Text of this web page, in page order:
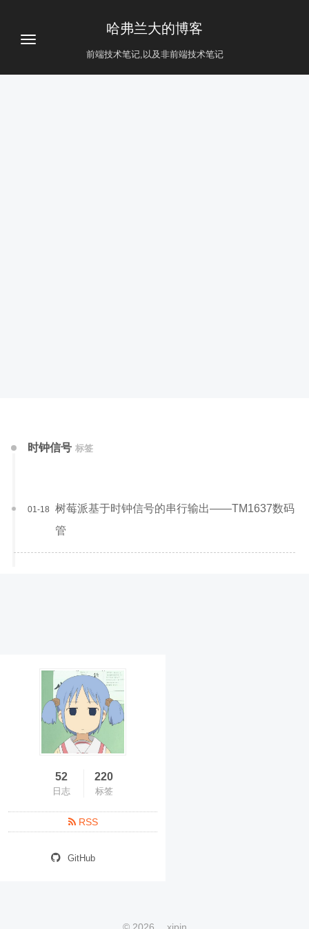
哈弗兰大的博客
前端技术笔记,以及非前端技术笔记
时钟信号 标签
树莓派基于时钟信号的串行输出——TM1637数码
管
01-18
52
日志
220
标签
RSS
GitHub